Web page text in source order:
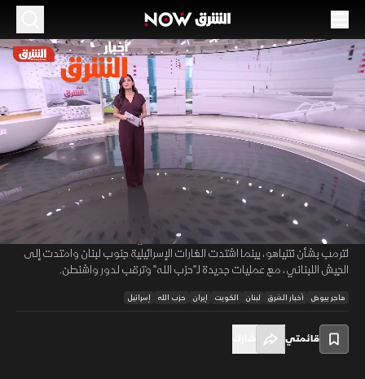
53:24
الموسم 2026
مخاوف خليجية من اتساع المواجهة.. وتعثر المسار
الأميركي مع طهران
03 يونيو 2026 53:24 أخبار
أخبار الشرق
زادت الهجمات المنسوبة لإيران على الكويت والبحرين مخاوف اتساع المواجهة
في الخليج، وسط حديث عن سلوك إيراني للهروب من مأزقها باستهداف دول
لا تريد الحرب. وتزامن ذلك مع تعثر المسار الأميركي مع طهران وتصريحات
لترمب بشأن نتنياهو، بينما اشتدت الغارات الإسرائيلية جنوب لبنان وامتدت إلى
الجيش اللبناني، مع عمليات جديدة لـ"حزب الله" وترقب لدور واشنطن.
هاجر بيوض أخبار الشرق لبنان الكويت إيران حزب الله إسرائيل
قائمتي